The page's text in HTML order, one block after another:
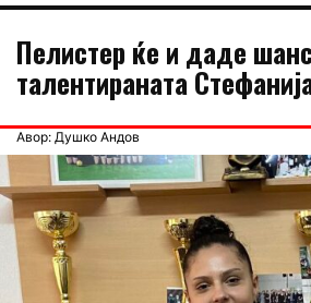
Пелистер ќе и даде
талентираната
Авор: Душко Андов